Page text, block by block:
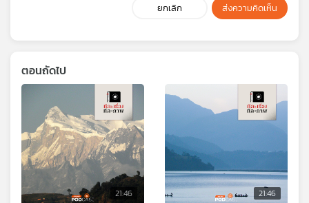
ยกเลิก ส่งความคิดเห็น
ตอนถัดไป
21:46 21:46